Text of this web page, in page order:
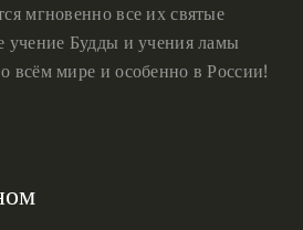
мгновенно все их святые
учение Будды и учения ламы
всём мире и особенно в России!